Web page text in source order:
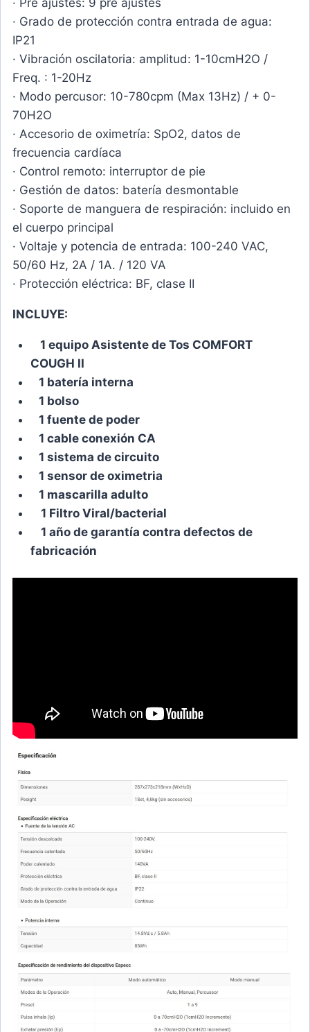
· Grado de protección contra entrada de agua:
IP21
· Vibración oscilatoria: amplitud: 1-10cmH2O /
Freq. : 1-20Hz
· Modo percusor: 10-780cpm (Max 13Hz) / + 0-
70H2O
· Accesorio de oximetría: SpO2, datos de
frecuencia cardíaca
· Control remoto: interruptor de pie
· Gestión de datos: batería desmontable
· Soporte de manguera de respiración: incluido en
el cuerpo principal
· Voltaje y potencia de entrada: 100-240 VAC,
50/60 Hz, 2A / 1A. / 120 VA
· Protección eléctrica: BF, clase II
INCLUYE:
1 equipo Asistente de Tos COMFORT
COUGH II
1 batería interna
1 bolso
1 fuente de poder
1 cable conexión CA
1 sistema de circuito
1 sensor de oximetria
1 mascarilla adulto
1 Filtro Viral/bacterial
1 año de garantía contra defectos de
fabricación